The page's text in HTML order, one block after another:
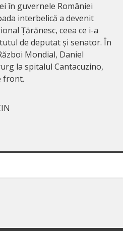
în guvernele României
interbelică a devenit
Țărănesc, ceea ce i-a
de deputat și senator. În
Mondial, Daniel
la spitalul Cantacuzino,
front.